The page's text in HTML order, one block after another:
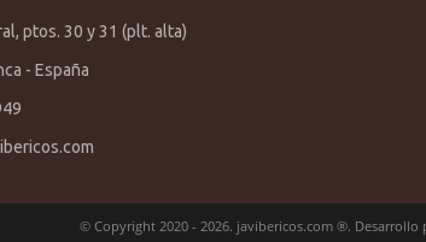
ptos. 30 y 31 (plt. alta)
- España
© Copyright 2020 - 2026. javibericos.com ®. Desarrollo